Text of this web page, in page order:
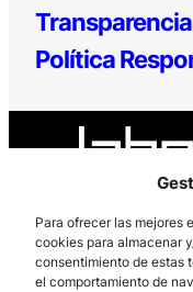
Para ofrecer las mejores
cookies para almacenar
consentimiento de estas
el comportamiento de
Transparencia
Política
Los Prados, 121 –
985 185 577 –